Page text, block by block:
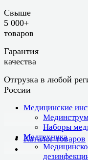
Свыше
5 000+
товаров
Гарантия
качества
Отгрузка в любой
России
Медицинские
Наборы
Медтехника
Каталог товаров